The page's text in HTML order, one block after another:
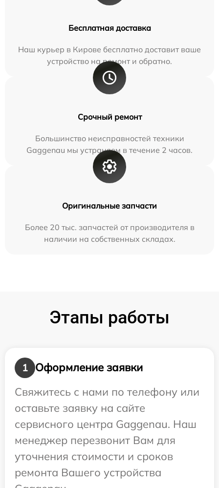
Бесплатная доставка
Наш курьер в Кирове бесплатно доставит ваше
устройство на ремонт и обратно.
Срочный ремонт
Большинство неисправностей техники
Gaggenau мы устраняем в течение 2 часов.
Оригинальные запчасти
Более 20 тыс. запчастей от производителя в
наличии на собственных складах.
Этапы работы
1
Оформление заявки
Свяжитесь с нами по телефону или
оставьте заявку на сайте
сервисного центра Gaggenau. Наш
менеджер перезвонит Вам для
уточнения стоимости и сроков
ремонта Вашего устройства